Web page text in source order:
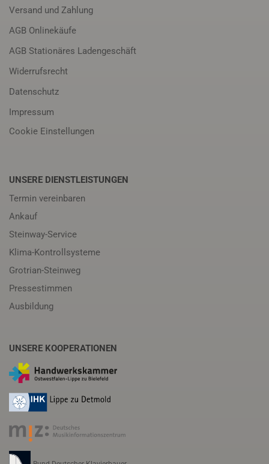
Versand und Zahlung
AGB Onlinekäufe
AGB Stationäres Ladengeschäft
Widerrufsrecht
Datenschutz
Impressum
Cookie Einstellungen
UNSERE DIENSTLEISTUNGEN
Termin vereinbaren
Ankauf
Steinway-Service
Klima-Kontrollsysteme
Grotrian-Steinweg
Pressestimmen
Ausbildung
UNSERE KOOPERATIONEN